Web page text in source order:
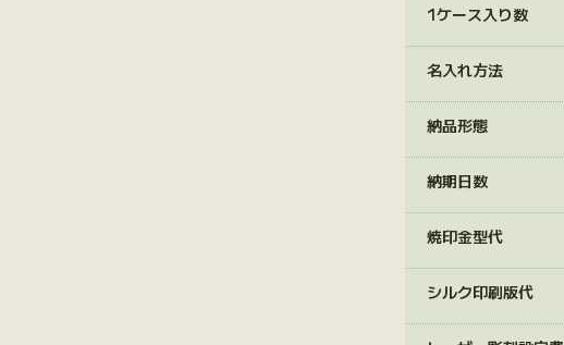
1ケース入り数
名入れ方法
納品形態
納期日数
焼印金型代
シルク印刷版代